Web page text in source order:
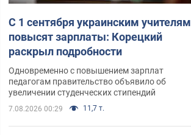
С 1 сентября украинским учителям
повысят зарплаты: Корецкий
раскрыл подробности
Одновременно с повышением зарплат
педагогам правительство объявило об
увеличении студенческих стипендий
7.08.2026 00:29 11,7 т.